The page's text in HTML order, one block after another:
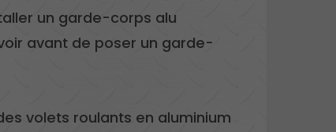
un garde-corps alu
avant de poser un garde-
volets roulants en aluminium